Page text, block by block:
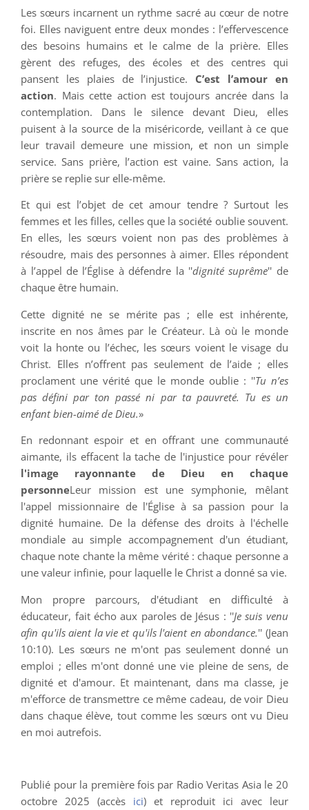
Les sœurs incarnent un rythme sacré au cœur de notre
foi. Elles naviguent entre deux mondes : l’effervescence
des besoins humains et le calme de la prière. Elles
gèrent des refuges, des écoles et des centres qui
pansent les plaies de l’injustice. C’est l’amour en
action. Mais cette action est toujours ancrée dans la
contemplation. Dans le silence devant Dieu, elles
puisent à la source de la miséricorde, veillant à ce que
leur travail demeure une mission, et non un simple
service. Sans prière, l’action est vaine. Sans action, la
prière se replie sur elle-même.
Et qui est l’objet de cet amour tendre ? Surtout les
femmes et les filles, celles que la société oublie souvent.
En elles, les sœurs voient non pas des problèmes à
résoudre, mais des personnes à aimer. Elles répondent
à l’appel de l’Église à défendre la ''dignité suprême'' de
chaque être humain.
Cette dignité ne se mérite pas ; elle est inhérente,
inscrite en nos âmes par le Créateur. Là où le monde
voit la honte ou l’échec, les sœurs voient le visage du
Christ. Elles n’offrent pas seulement de l’aide ; elles
proclament une vérité que le monde oublie : ''Tu n’es
pas défini par ton passé ni par ta pauvreté. Tu es un
enfant bien-aimé de Dieu.»
En redonnant espoir et en offrant une communauté
aimante, ils effacent la tache de l'injustice pour révéler
l'image rayonnante de Dieu en chaque
personneLeur mission est une symphonie, mêlant
l'appel missionnaire de l'Église à sa passion pour la
dignité humaine. De la défense des droits à l'échelle
mondiale au simple accompagnement d'un étudiant,
chaque note chante la même vérité : chaque personne a
une valeur infinie, pour laquelle le Christ a donné sa vie.
Mon propre parcours, d'étudiant en difficulté à
éducateur, fait écho aux paroles de Jésus : ''Je suis venu
afin qu'ils aient la vie et qu'ils l'aient en abondance.'' (Jean
10:10). Les sœurs ne m'ont pas seulement donné un
emploi ; elles m'ont donné une vie pleine de sens, de
dignité et d'amour. Et maintenant, dans ma classe, je
m'efforce de transmettre ce même cadeau, de voir Dieu
dans chaque élève, tout comme les sœurs ont vu Dieu
en moi autrefois.
Publié pour la première fois par Radio Veritas Asia le 20
octobre 2025 (accès ici) et reproduit ici avec leur